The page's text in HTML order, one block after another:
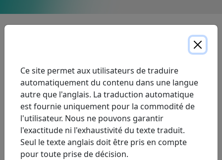
Expand All
Politique d'accessibilité du service client
Rapport de conformité en matière
d'accessibilité
Plan d'accessibilité pluriannuel ProResp
AODA
Ce site permet aux utilisateurs de traduire
automatiquement du contenu dans une langue
autre que l'anglais. La traduction automatique
est fournie uniquement pour la commodité de
l'utilisateur. Nous ne pouvons garantir
l'exactitude ni l'exhaustivité du texte traduit.
Seul le texte anglais doit être pris en compte
pour toute prise de décision.